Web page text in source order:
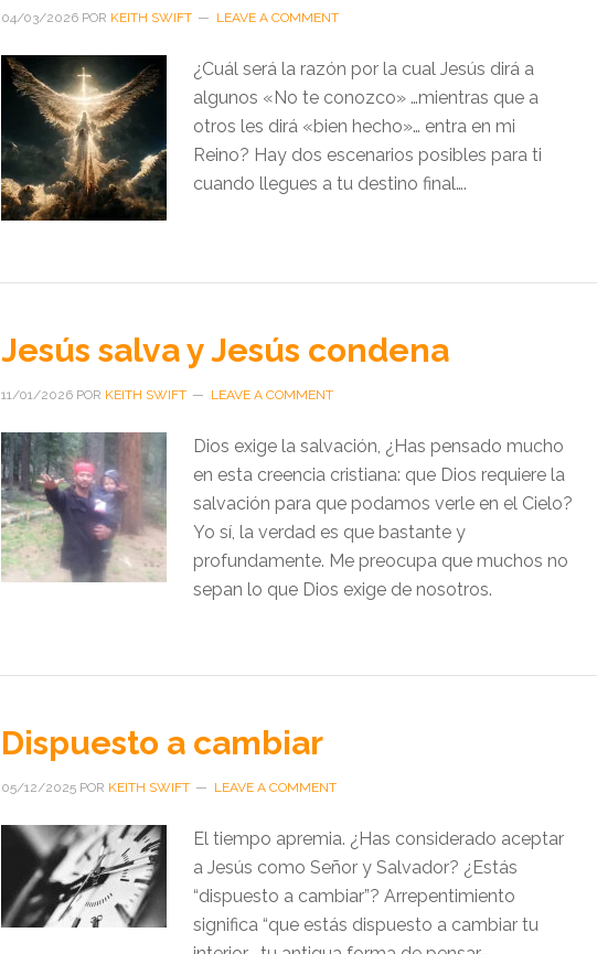
04/03/2026 POR KEITH SWIFT LEAVE A COMMENT
¿Cuál será la razón por la cual Jesús dirá a
algunos «No te conozco» …mientras que a
otros les dirá «bien hecho»… entra en mi
Reino? Hay dos escenarios posibles para ti
cuando llegues a tu destino final….
Jesús salva y Jesús condena
11/01/2026 POR KEITH SWIFT LEAVE A COMMENT
Dios exige la salvación, ¿Has pensado mucho
en esta creencia cristiana: que Dios requiere la
salvación para que podamos verle en el Cielo?
Yo sí, la verdad es que bastante y
profundamente. Me preocupa que muchos no
sepan lo que Dios exige de nosotros.
Dispuesto a cambiar
05/12/2025 POR KEITH SWIFT LEAVE A COMMENT
El tiempo apremia. ¿Has considerado aceptar
a Jesús como Señor y Salvador? ¿Estás
“dispuesto a cambiar”? Arrepentimiento
significa “que estás dispuesto a cambiar tu